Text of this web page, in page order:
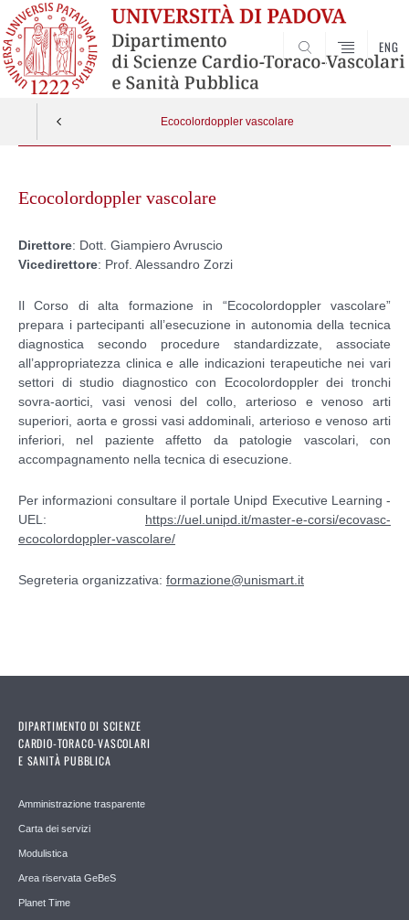
SEARCH
ENG
Ecocolordoppler vascolare
contentEcocolordoppler vascolare
Direttore: Dott. Giampiero Avruscio
Vicedirettore: Prof. Alessandro Zorzi
Il Corso di alta formazione in “Ecocolordoppler vascolare”
prepara i partecipanti all’esecuzione in autonomia della tecnica
diagnostica secondo procedure standardizzate, associate
all’appropriatezza clinica e alle indicazioni terapeutiche nei vari
settori di studio diagnostico con Ecocolordoppler dei tronchi
sovra-aortici, vasi venosi del collo, arterioso e venoso arti
superiori, aorta e grossi vasi addominali, arterioso e venoso arti
inferiori, nel paziente affetto da patologie vascolari, con
accompagnamento nella tecnica di esecuzione.
Per informazioni consultare il portale Unipd Executive Learning -
UEL: https://uel.unipd.it/master-e-corsi/ecovasc-
ecocolordoppler-vascolare/
Segreteria organizzativa: formazione@unismart.it
DIPARTIMENTO DI SCIENZE
CARDIO-TORACO-VASCOLARI
E SANITÀ PUBBLICA
Amministrazione trasparente
Carta dei servizi
Modulistica
Area riservata GeBeS
Planet Time